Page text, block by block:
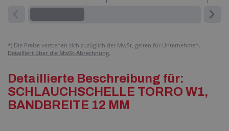
*) Die Preise verstehen sich zuzüglich der MwSt, gelten für Unternehmen.
Detailliert über die MwSt-Abrechnung.
Detaillierte Beschreibung für:
SCHLAUCHSCHELLE TORRO W1,
BANDBREITE 12 MM